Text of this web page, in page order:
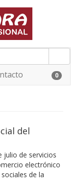
0
del
julio de servicios
electrónico
de la